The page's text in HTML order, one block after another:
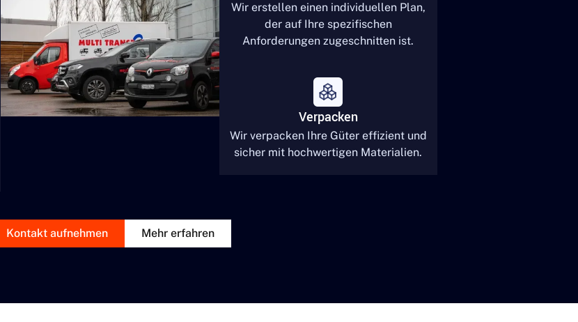
Wir erstellen einen individuellen Plan,
der auf Ihre spezifischen
Anforderungen zugeschnitten ist.
Verpacken
Wir verpacken Ihre Güter effizient und
sicher mit hochwertigen Materialien.
Kontakt aufnehmen Mehr erfahren